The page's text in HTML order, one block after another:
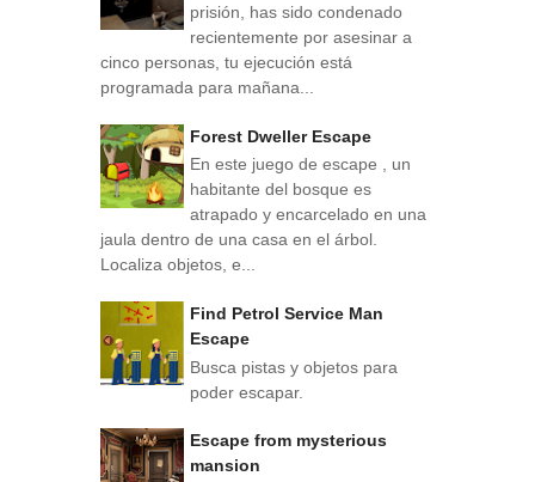
prisión, has sido condenado
recientemente por asesinar a
cinco personas, tu ejecución está
programada para mañana...
Forest Dweller Escape
En este juego de escape , un
habitante del bosque es
atrapado y encarcelado en una
jaula dentro de una casa en el árbol.
Localiza objetos, e...
Find Petrol Service Man
Escape
Busca pistas y objetos para
poder escapar.
Escape from mysterious
mansion